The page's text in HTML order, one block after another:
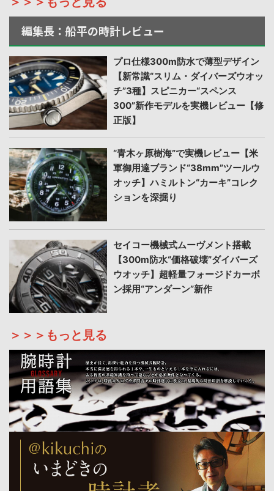
編集長：船平の時計レビュー
プロ仕様300m防水で薄型デザイン
【新常識“スリム・ダイバーズウオッ
チ”3種】スピニカー“スペンス
300”新作モデルを実機レビュー【修
正版】
“青木ヶ原樹海”で実機レビュー【米
軍御用達ブランド“38mm”ツールウ
オッチ】ハミルトン“カーキ”コレク
ションを深掘り
セイコー機械式ムーヴメント搭載
【300m防水“価格破壊”ダイバーズ
ウオッチ】超軽量フォージドカーボ
ン採用“アンダーン”新作
＞＞＞もっと見る